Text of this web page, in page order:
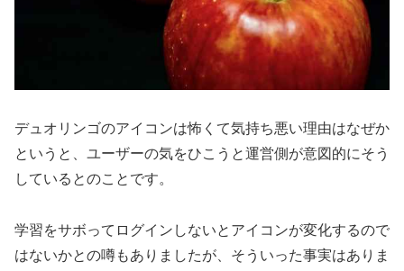
デュオリンゴのアイコンは怖くて気持ち悪い理由はなぜか
というと、ユーザーの気をひこうと運営側が意図的にそう
しているとのことです。
学習をサボってログインしないとアイコンが変化するので
はないかとの噂もありましたが、そういった事実はありま